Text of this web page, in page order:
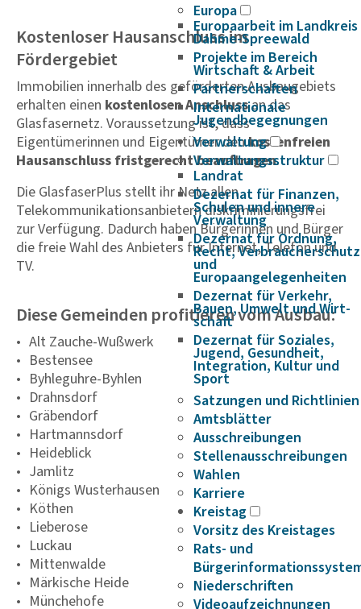
Europa
Europaarbeit im Landkreis
Dahme-Spreewald
Projekte im Bereich
Wirtschaft & Arbeit
Partnerschaften
Internationale
Jugendbegegnungen
Verwaltung
Verwaltungsstruktur
Landrat
Dezernat für Finanzen,
Schulen und innere
Verwaltung
Dezernat für Ordnung,
Recht, Verbraucherschutz
und
Europaangelegenheiten
Dezernat für Verkehr,
Bauen, Umwelt und Wirt­
schaft
Dezernat für Soziales,
Jugend, Gesundheit,
Integration, Kultur und
Sport
Satzungen und Richtlinien
Amtsblätter
Ausschreibungen
Stellenausschreibungen
Wahlen
Karriere
Kreistag
Vorsitz des Kreistages
Rats- und
Niederschriften
Videoaufzeichnungen
Kostenloser Hausanschluss im
Fördergebiet
Immobilien innerhalb des geförderten Ausbaugebiets
erhalten einen kostenlosen Anschlussan das
Glasfasernetz. Voraussetzung ist, dass
Eigentümerinnen und Eigentümer denkostenfreien
Hausanschluss fristgerecht beauftragen.
Die GlasfaserPlus stellt ihr Netz allen
Telekommunikationsanbietern diskriminierungsfrei
zur Verfügung. Dadurch haben Bürgerinnen und Bürger
die freie Wahl des Anbieters für Internet, Telefon und
TV.
Diese Gemeinden profitieren vom Ausbau:
Alt Zauche-Wußwerk
Bestensee
Byhleguhre-Byhlen
Drahnsdorf
Gräbendorf
Hartmannsdorf
Heideblick
Jamlitz
Königs Wusterhausen
Köthen
Lieberose
Luckau
Mittenwalde
Märkische Heide
Münchehofe